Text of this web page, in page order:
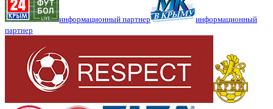
информационный партнер
информационный
партнер